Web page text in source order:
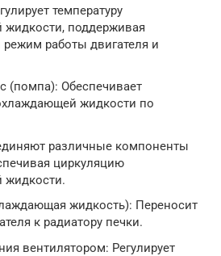
температуру
поддерживая
работы двигателя и
(помпа): Обеспечивает
жидкости по
различные компоненты
циркуляцию
жидкость): Переносит
к радиатору печки.
вентилятором: Регулирует